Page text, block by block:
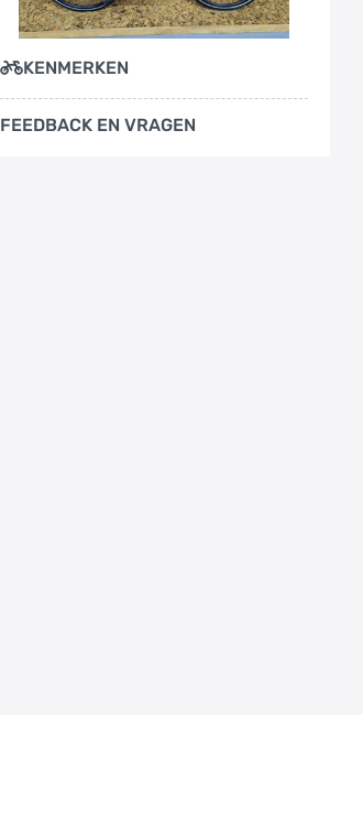
KENMERKEN
FEEDBACK EN VRAGEN